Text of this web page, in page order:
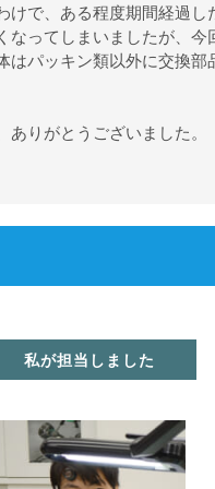
けで、ある程度期間経過
なってしまいましたが、今
はパッキン類以外に交換
ありがとうございました。
私が担当しました